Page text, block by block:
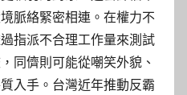
脈絡緊密相連。在權力不
指派不合理工作量來測試
同儕則可能從嘲笑外貌、
入手。台灣近年推動反霸